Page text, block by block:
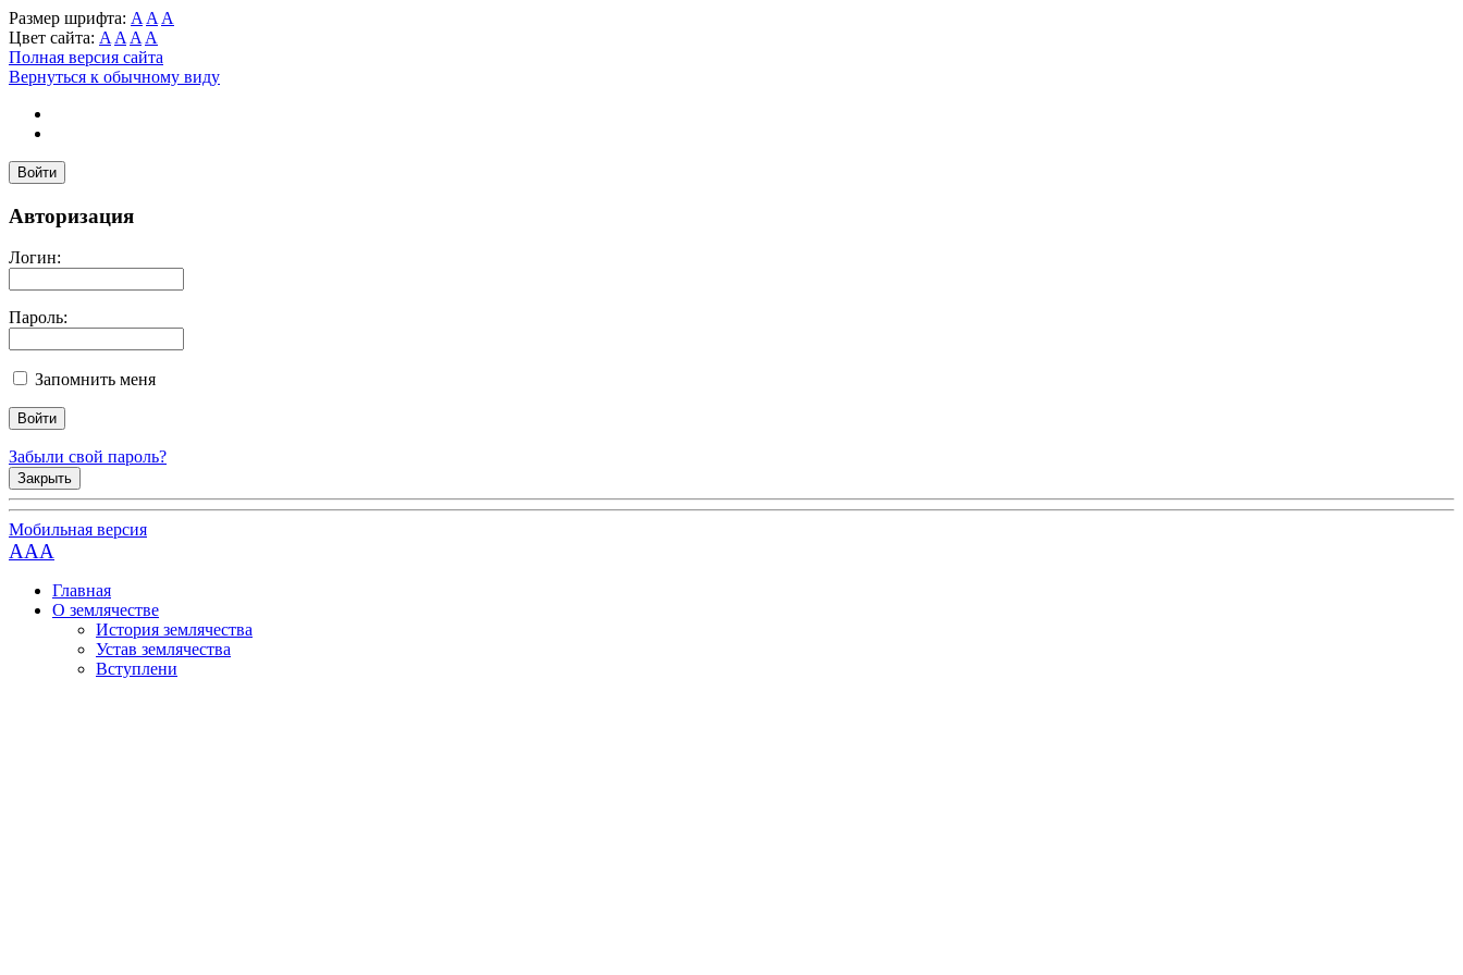
Размер шрифта: A A A
Цвет сайта: A A A A
Полная версия сайта
Вернуться к обычному виду
Войти
Авторизация
Логин:
Пароль:
Запомнить меня
Забыли свой пароль?
Закрыть
Мобильная версия
AAA
Главная
О землячестве
История землячества
Устав землячества
Вступлени